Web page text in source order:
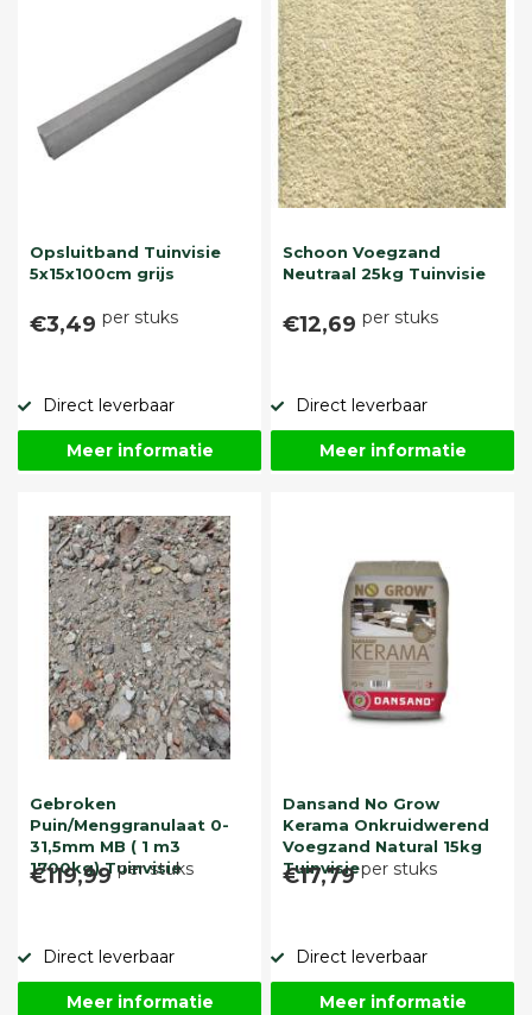
Opsluitband Tuinvisie
5x15x100cm grijs
€3,49 per stuks
Direct leverbaar
Meer informatie
Schoon Voegzand
Neutraal 25kg Tuinvisie
€12,69 per stuks
Direct leverbaar
Meer informatie
Gebroken
Puin/Menggranulaat 0-
31,5mm MB ( 1 m3
1700kg) Tuinvisie
€119,99 per stuks
Direct leverbaar
Meer informatie
Dansand No Grow
Kerama Onkruidwerend
Voegzand Natural 15kg
Tuinvisie
€17,79per stuks
Direct leverbaar
Meer informatie